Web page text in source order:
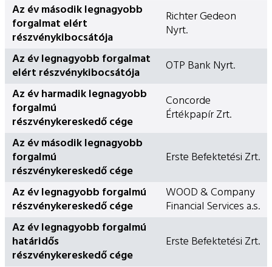
Az év második legnagyobb
forgalmat elért
részvénykibocsátója
Richter Gedeon
Nyrt.
Az év legnagyobb forgalmat
elért részvénykibocsátója
OTP Bank Nyrt.
Az év harmadik legnagyobb
forgalmú
részvénykereskedő cége
Concorde
Értékpapír Zrt.
Az év második legnagyobb
forgalmú
részvénykereskedő cége
Erste Befektetési Zrt.
Az év legnagyobb forgalmú
részvénykereskedő cége
WOOD & Company
Financial Services a.s.
Az év legnagyobb forgalmú
határidős
részvénykereskedő cége
Erste Befektetési Zrt.